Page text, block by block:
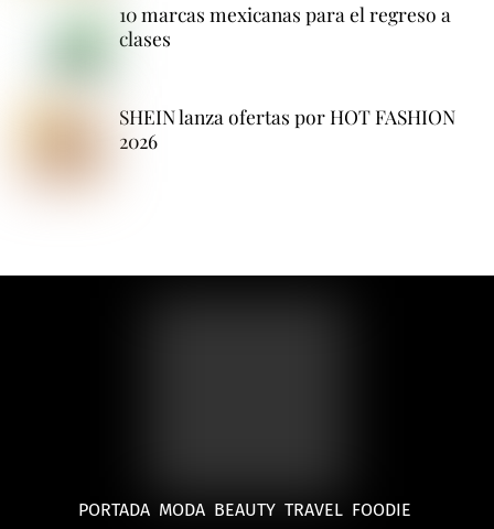
10 marcas mexicanas para el regreso a
clases
SHEIN lanza ofertas por HOT FASHION
2026
PORTADA MODA BEAUTY TRAVEL FOODIE